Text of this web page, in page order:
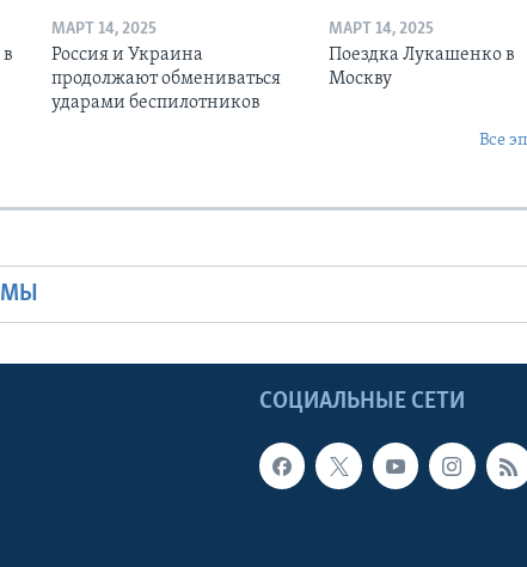
МАРТ 14, 2025
Россия и Украина
продолжают обмениваться
ударами беспилотников
МАРТ 14, 2025
Поездка Лукашенко в
Москву
Все
СОЦИАЛЬНЫЕ СЕТИ